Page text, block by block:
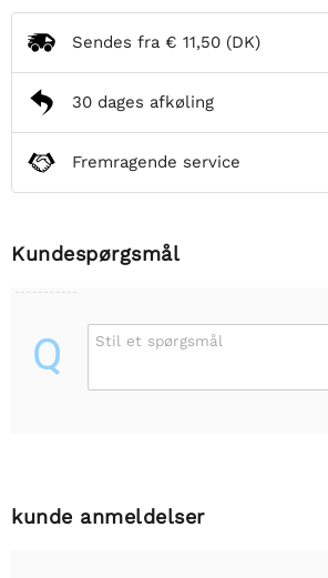
Sendes fra € 11,50 (DK)
30 dages afkøling
Fremragende service
Kundespørgsmål
Q Stil et spørgsmål
kunde anmeldelser